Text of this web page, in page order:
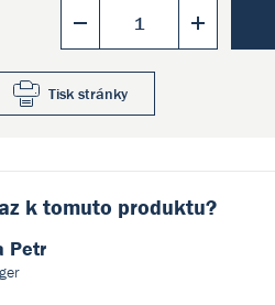
Tisk stránky
k tomuto produktu?
Petr